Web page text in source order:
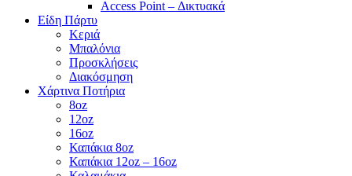
Access Point – Δικτυακά
Είδη Πάρτυ
Κεριά
Μπαλόνια
Προσκλήσεις
Διακόσμηση
Χάρτινα Ποτήρια
8oz
12oz
16oz
Καπάκια 8oz
Καπάκια 12oz – 16oz